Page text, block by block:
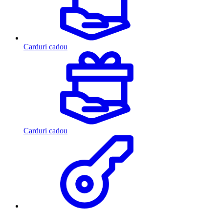
Carduri cadou
Carduri cadou